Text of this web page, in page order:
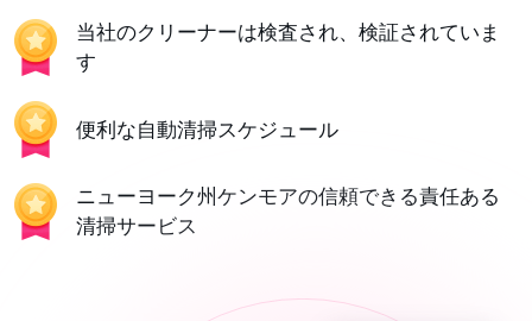
当社のクリーナーは検査され、検証されていま
す
便利な自動清掃スケジュール
ニューヨーク州ケンモアの信頼できる責任ある
清掃サービス